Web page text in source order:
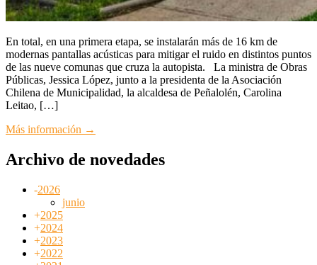
En total, en una primera etapa, se instalarán más de 16 km de
modernas pantallas acústicas para mitigar el ruido en distintos puntos
de las nueve comunas que cruza la autopista. La ministra de Obras
Públicas, Jessica López, junto a la presidenta de la Asociación
Chilena de Municipalidad, la alcaldesa de Peñalolén, Carolina
Leitao, […]
Más información →
Archivo de novedades
-2026
junio
+2025
+2024
+2023
+2022